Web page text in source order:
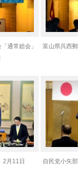
通常総会」
富山県呉西
2月11日
自民党小矢